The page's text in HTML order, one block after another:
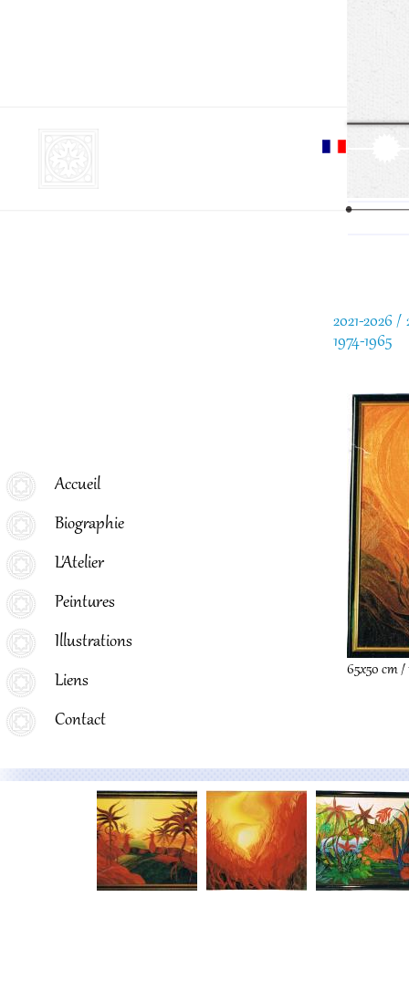
2021-2026
1974-1965
Menu principal
Accueil
Biographie
L'Atelier
Peintures
Illustrations
Liens
Contact
65x50 cm